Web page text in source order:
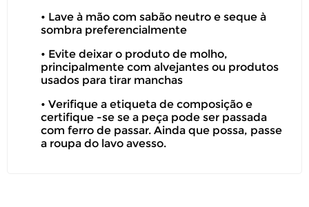
a troca ou devolução caso seu produto
esteja sem uso.
É importante revisar as políticas de
devolução.
• Lave à mão com sabão neutro e seque à
sombra preferencialmente
• Evite deixar o produto de molho,
principalmente com alvejantes ou produtos
usados para tirar manchas
• Verifique a etiqueta de composição e
certifique -se se a peça pode ser passada
com ferro de passar. Ainda que possa, passe
a roupa do lavo avesso.